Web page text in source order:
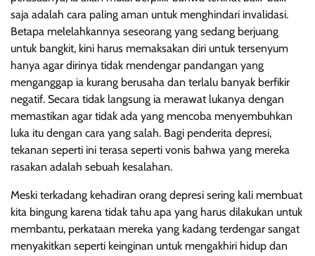
saja adalah cara paling aman untuk menghindari invalidasi.
Betapa melelahkannya seseorang yang sedang berjuang
untuk bangkit, kini harus memaksakan diri untuk tersenyum
hanya agar dirinya tidak mendengar pandangan yang
menganggap ia kurang berusaha dan terlalu banyak berfikir
negatif. Secara tidak langsung ia merawat lukanya dengan
memastikan agar tidak ada yang mencoba menyembuhkan
luka itu dengan cara yang salah. Bagi penderita depresi,
tekanan seperti ini terasa seperti vonis bahwa yang mereka
rasakan adalah sebuah kesalahan.
Meski terkadang kehadiran orang depresi sering kali membuat
kita bingung karena tidak tahu apa yang harus dilakukan untuk
membantu, perkataan mereka yang kadang terdengar sangat
menyakitkan seperti keinginan untuk mengakhiri hidup dan